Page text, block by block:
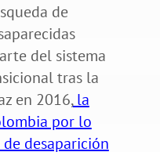
de
del sistema
tras la
en 2016,la
por lo
desaparición